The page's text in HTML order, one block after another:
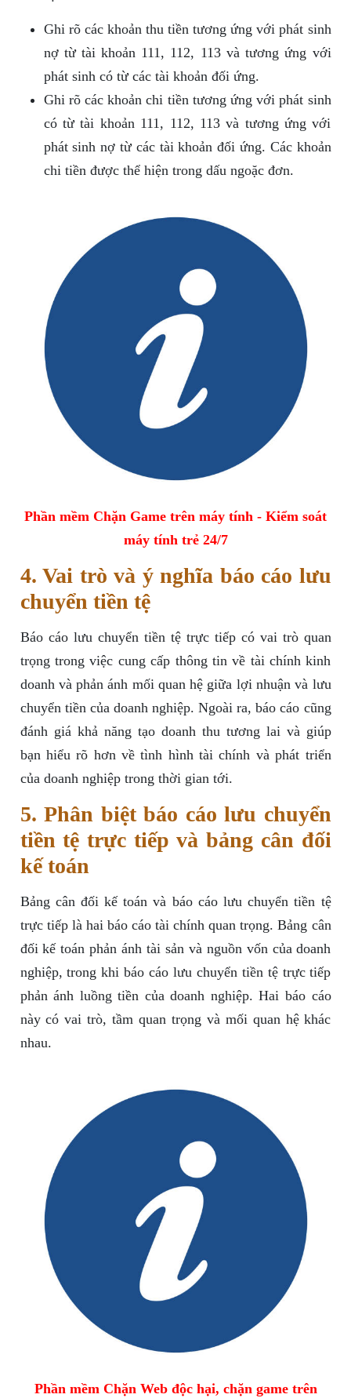
Ghi rõ các khoản thu tiền tương ứng với phát sinh
nợ từ tài khoản 111, 112, 113 và tương ứng với
phát sinh có từ các tài khoản đối ứng.
Ghi rõ các khoản chi tiền tương ứng với phát sinh
có từ tài khoản 111, 112, 113 và tương ứng với
phát sinh nợ từ các tài khoản đối ứng. Các khoản
chi tiền được thể hiện trong dấu ngoặc đơn.
Phần mềm Chặn Game trên máy tính - Kiểm soát
máy tính trẻ 24/7
4. Vai trò và ý nghĩa báo cáo lưu
chuyển tiền tệ
Báo cáo lưu chuyển tiền tệ trực tiếp có vai trò quan
trọng trong việc cung cấp thông tin về tài chính kinh
doanh và phản ánh mối quan hệ giữa lợi nhuận và lưu
chuyển tiền của doanh nghiệp. Ngoài ra, báo cáo cũng
đánh giá khả năng tạo doanh thu tương lai và giúp
bạn hiểu rõ hơn về tình hình tài chính và phát triển
của doanh nghiệp trong thời gian tới.
5. Phân biệt báo cáo lưu chuyển
tiền tệ trực tiếp và bảng cân đối
kế toán
Bảng cân đối kế toán và báo cáo lưu chuyển tiền tệ
trực tiếp là hai báo cáo tài chính quan trọng. Bảng cân
đối kế toán phản ánh tài sản và nguồn vốn của doanh
nghiệp, trong khi báo cáo lưu chuyển tiền tệ trực tiếp
phản ánh luồng tiền của doanh nghiệp. Hai báo cáo
này có vai trò, tầm quan trọng và mối quan hệ khác
nhau.
Phần mềm Chặn Web độc hại, chặn game trên